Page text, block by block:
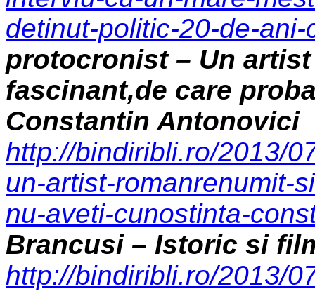
detinut-politic-20-de-
protocronist – Un
fascinant,de care
Constantin Antonovici
http://bindiribli.ro/2013/
un-artist-romanrenumit-
nu-aveti-cunostinta-
Brancusi – Istoric si
http://bindiribli.ro/2013/